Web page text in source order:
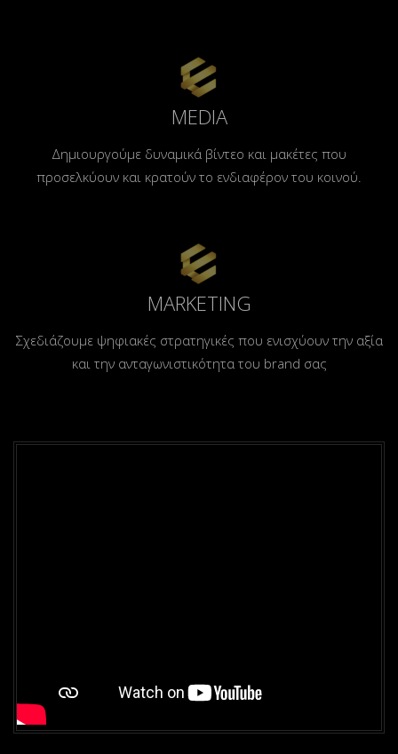
MEDIA
Δημιουργούμε δυναμικά βίντεο και μακέτες που
προσελκύουν και κρατούν το ενδιαφέρον του κοινού.
MARKETING
Σχεδιάζουμε ψηφιακές στρατηγικές που ενισχύουν την αξία
και την ανταγωνιστικότητα του brand σας